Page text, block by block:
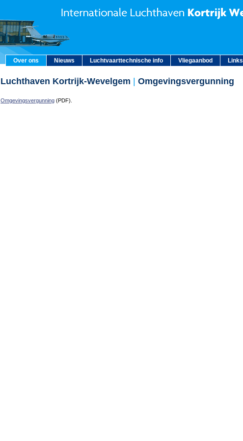
Over ons Nieuws Luchtvaarttechnische info Vliegaanbod Links
Luchthaven Kortrijk-Wevelgem Omgevingsvergunning
Omgevingsvergunning (PDF).